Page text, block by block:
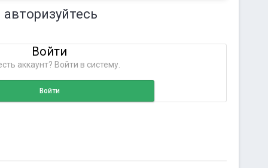
Войти
аккаунт? Войти в систему.
Войти